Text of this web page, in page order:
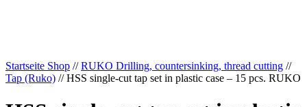
Startseite Shop //RUKO Drilling, countersinking, thread cutting //
Tap (Ruko) // HSS single-cut tap set in plastic case – 15 pcs. RUKO